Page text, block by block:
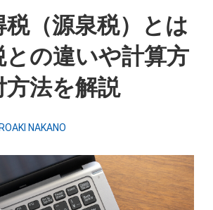
税（源泉税）とは
との違いや計算方
方法を解説
NAKANO